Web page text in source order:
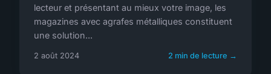
lecteur et présentant au mieux votre image, les
magazines avec agrafes métalliques constituent
une solution...
2 août 2024 2 min de lecture →